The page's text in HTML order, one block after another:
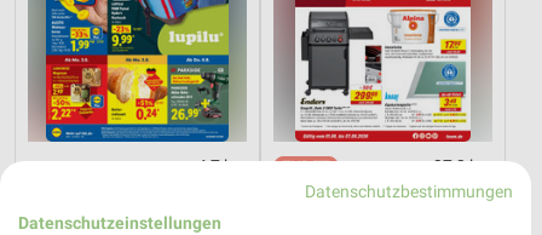
4,7 km
Gültig bis Sa. 08.08.
27,2 km
Angebote ab 01.08.
Datenschutzbestimmungen
Datenschutzeinstellungen